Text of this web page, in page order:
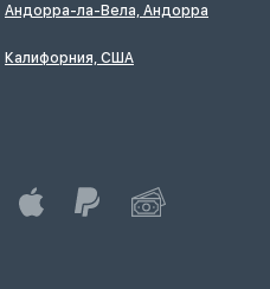
Андорра-ла-Вела, Андорра
Калифорния, США